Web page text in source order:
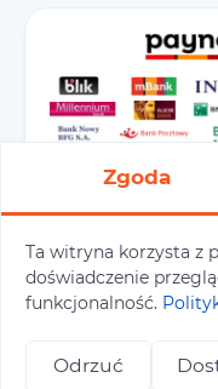
Preferencje
Zgoda
Ta witryna korzysta z
doświadczenie
funkcjonalność.
Odrzuć